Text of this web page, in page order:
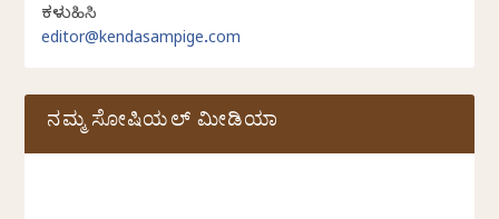
ಕಳುಹಿಸಿ
editor@kendasampige.com
ನಮ್ಮ ಸೋಷಿಯಲ್‌ ಮೀಡಿಯಾ